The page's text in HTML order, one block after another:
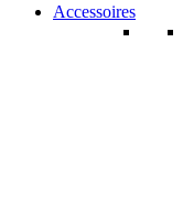
Accessoires